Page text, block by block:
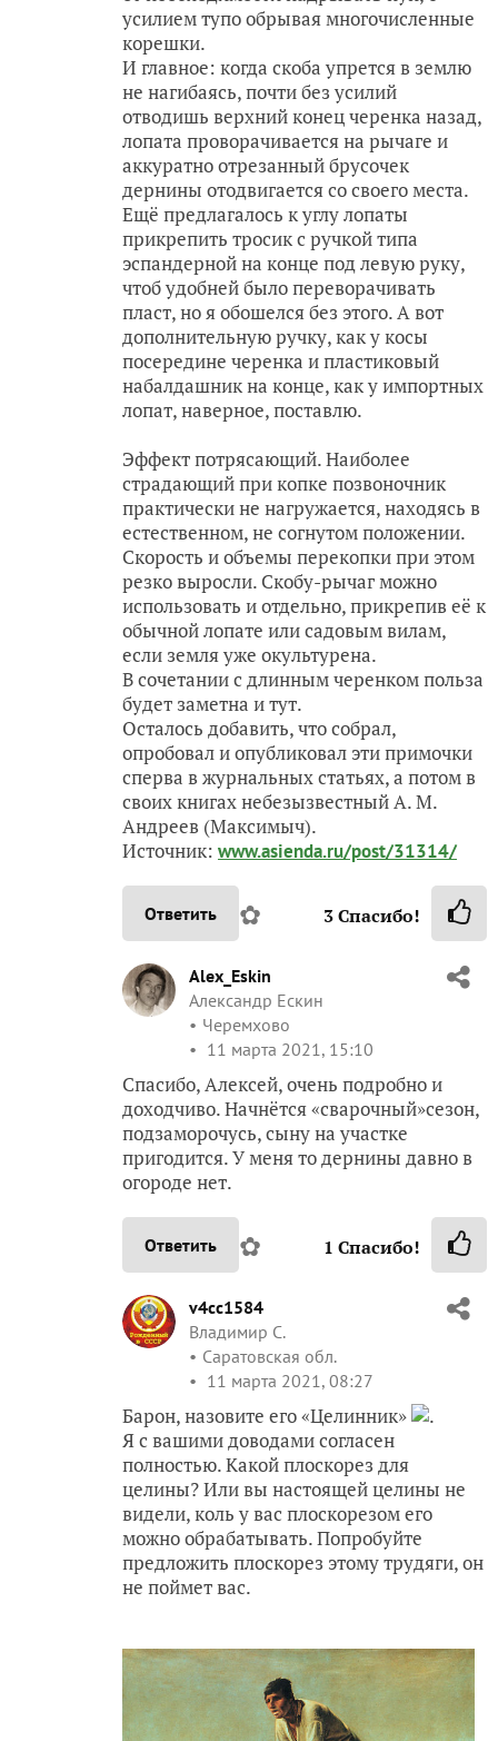
усилием тупо обрывая многочисленные
корешки.
И главное: когда скоба упрется в землю
не нагибаясь, почти без усилий
отводишь верхний конец черенка назад,
лопата проворачивается на рычаге и
аккуратно отрезанный брусочек
дернины отодвигается со своего места.
Ещё предлагалось к углу лопаты
прикрепить тросик с ручкой типа
эспандерной на конце под левую руку,
чтоб удобней было переворачивать
пласт, но я обошелся без этого. А вот
дополнительную ручку, как у косы
посередине черенка и пластиковый
набалдашник на конце, как у импортных
лопат, наверное, поставлю.
Эффект потрясающий. Наиболее
страдающий при копке позвоночник
практически не нагружается, находясь в
естественном, не согнутом положении.
Скорость и объемы перекопки при этом
резко выросли. Скобу-рычаг можно
использовать и отдельно, прикрепив её к
обычной лопате или садовым вилам,
если земля уже окультурена.
В сочетании с длинным черенком польза
будет заметна и тут.
Осталось добавить, что собрал,
опробовал и опубликовал эти примочки
сперва в журнальных статьях, а потом в
своих книгах небезызвестный А. М.
Андреев (Максимыч).
Источник: www.asienda.ru/post/31314/
Ответить ✿ 3Спасибо!
Alex_Eskin
Александр Ескин
Черемхово
11 марта 2021, 15:10
Спасибо, Алексей, очень подробно и
доходчиво. Начнётся «сварочный»сезон,
подзаморочусь, сыну на участке
пригодится. У меня то дернины давно в
огороде нет.
Ответить ✿ 1 Спасибо!
v4cc1584
Владимир С.
Саратовская обл.
11 марта 2021, 08:27
Барон, назовите его «Целинник»
.
Я с вашими доводами согласен
полностью. Какой плоскорез для
целины? Или вы настоящей целины не
видели, коль у вас плоскорезом его
можно обрабатывать. Попробуйте
предложить плоскорез этому трудяги, он
не поймет вас.